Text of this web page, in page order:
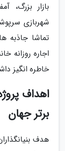
بازار بزرگ،
شهربازی
تماشا جاذبه
اجاره روزانه
خاطره انگیز
برتر جهان
هدف